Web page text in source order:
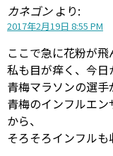
カネゴン より:
2017年2月19日 8:55 PM
ここで急に花粉が飛
私も目が痒く、今日
青梅マラソンの選手
青梅のインフルエ
から、
そろそろインフル